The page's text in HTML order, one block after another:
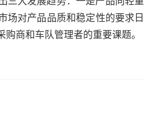
场对产品品质和稳定性的要求
商和车队管理者的重要课题。